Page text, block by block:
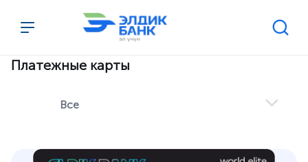
Перейти к содержимому
Платежные карты